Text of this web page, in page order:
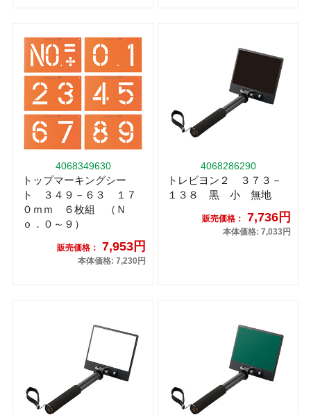
4068349630
トップマーキングシー
ト ３４９－６３ １７
０ｍｍ ６枚組 （Ｎ
ｏ．０～９）
販売価格： 7,953円
本体価格: 7,230円
4068286290
トレビヨン２ ３７３－
１３８ 黒 小 無地
販売価格： 7,736円
本体価格: 7,033円